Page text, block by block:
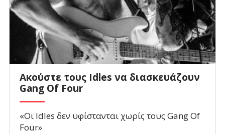
Ακούστε τους Idles να διασκευάζουν
Gang Of Four
«Οι Idles δεν υφίστανται χωρίς τους Gang Of
Four»